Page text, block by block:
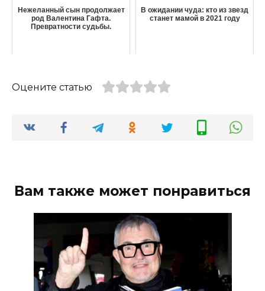
Нежеланный сын продолжает
род Валентина Гафта.
Превратности судьбы.
В ожидании чуда: кто из звезд
станет мамой в 2021 году
Оцените статью
Вам также может понравиться